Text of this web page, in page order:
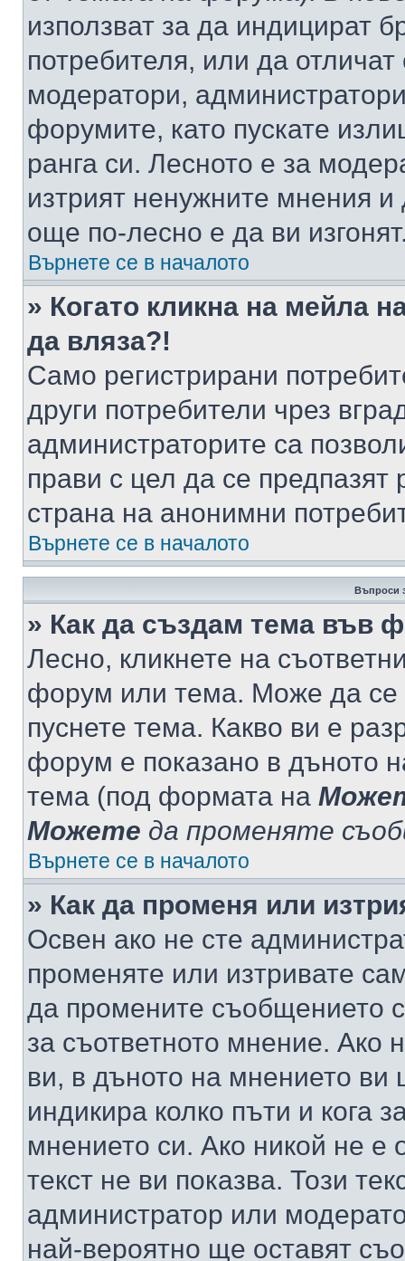
използват за да индицират
потребителя, или да
модератори,
форумите, като пускате
ранга си. Лесното е за
изтрият ненужните мнения
още по-лесно е да ви
Върнете се в началото
» Когато кликна на мейла
да вляза?!
Само регистрирани
други потребители чрез
администраторите са
прави с цел да се предпазят
страна на анонимни
Върнете се в началото
Въпроси
» Как да създам тема във
Лесно, кликнете на
форум или тема. Може да се
пуснете тема. Какво ви е
форум е показано в дъното
тема (под формата на
Можете да променяте
Върнете се в началото
» Как да променя или
Освен ако не сте
променяте или изтривате
да промените съобщението
за съответното мнение. Ако
ви, в дъното на мнението ви
индикира колко пъти и кога
мнението си. Ако никой не е
текст не ви показва. Този
администратор или
най-вероятно ще оставят